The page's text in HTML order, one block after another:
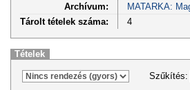
Archívum:
MATARKA:
Tárolt tételek száma:
4
Tételek
Szűkítés: